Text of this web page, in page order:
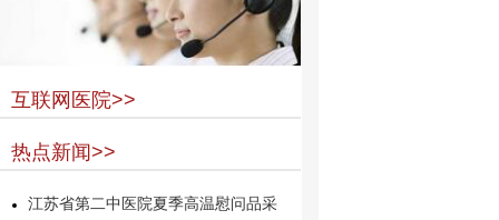
互联网医院>>
热点新闻>>
江苏省第二中医院夏季高温慰问品采